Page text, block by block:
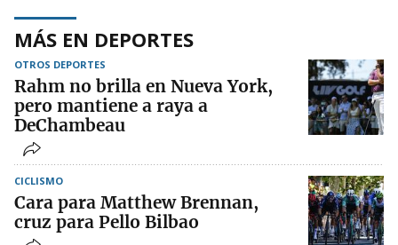
MÁS EN DEPORTES
OTROS DEPORTES
Rahm no brilla en Nueva York,
pero mantiene a raya a
DeChambeau
CICLISMO
Cara para Matthew Brennan,
cruz para Pello Bilbao